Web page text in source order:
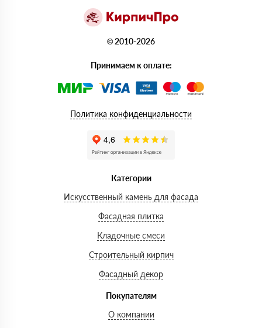
© 2010-2026
Принимаем к оплате:
Политика конфиденциальности
Категории
Искусственный камень для фасада
Фасадная плитка
Кладочные смеси
Строительный кирпич
Фасадный декор
Покупателям
О компании